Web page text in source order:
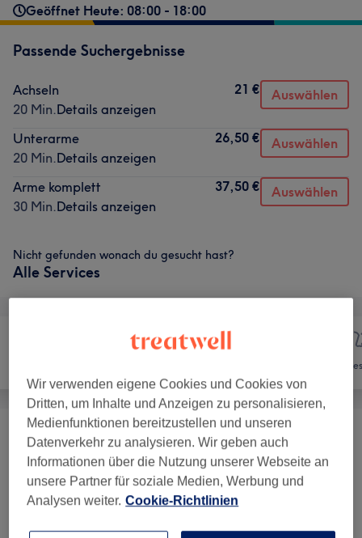
Geöffnet Heute: 08:00 - 18:00
Passende Suchergebnisse
Achseln
20 Min.Details anzeigen
21 € Auswählen
Unterarme
20 Min.Details anzeigen
26,50 € Auswählen
Arme komplett
30 Min.Details anzeigen
37,50 € Auswählen
Nicht gefunden wonach du gesucht hast?
Alle Services
DAUERHAFTE HAARENTFERNUNG -
HERREN (15)
ab 25 €
DAUERHAFTE HAARENTFERNUNG -
Wir verwenden eigene Cookies und Cookies von
Dritten, um Inhalte und Anzeigen zu personalisieren,
Medienfunktionen bereitzustellen und unseren
Datenverkehr zu analysieren. Wir geben auch
Informationen über die Nutzung unserer Webseite an
unsere Partner für soziale Medien, Werbung und
Analysen weiter. Cookie-Richtlinien